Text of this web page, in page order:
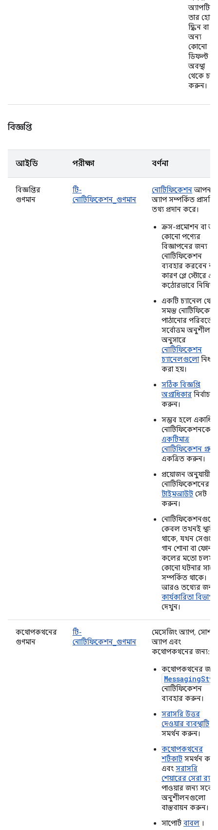
অ্যাপটিকে
তার হোম
স্ক্রিন বা
অন্য
কোনো
ডিফল্ট
অবস্থা
থেকে চালু
করুন।
বিজ্ঞপ্তি
আইডি পরীক্ষা বর্ণনা
বিজ্ঞপ্তির
গুণমান
টি-
নোটিফিকেশন_গুণমান
নোটিফিকেশনআপনার
অ্যাপ সম্পর্কিত
তথ্য প্রদান করে।
ক্রস-প্রমোশন বা
কোনো পণ্যের
বিজ্ঞাপনের জন্য
নোটিফিকেশন
ব্যবহার করবেন না,
কারণ প্লে স্টোরে
কঠোরভাবে নিষিদ্ধ।
একটি চ্যানেল
সমস্ত
পাঠানোর পরিবর্তে,
সর্বোত্তম অনুশীলন
অনুসারে
নোটিফিকেশন
চ্যানেলগুলো
করা হয়।
সঠিক বিজ্ঞপ্তি
অগ্রাধিকার নির্বাচন
করুন।
সম্ভব হলে একাধিক
নোটিফিকেশনকে
একটিমাত্র
নোটিফিকেশন গ্রুপে
একত্রিত করুন।
প্রয়োজন অনুযায়ী
নোটিফিকেশনের
টাইমআউট সেট
করুন।
নোটিফিকেশনগুলো
কেবল তখনই স্থায়ী
থাকে, যখন
গান শোনা বা ফোন
কলের মতো
কোনো ঘটনার সাথে
সম্পর্কিত থাকে।
আরও তথ্যের জন্য,
কার্যকারিতা
দেখুন।
কথোপকথনের
গুণমান
টি-
নোটিফিকেশন_গুণমান
মেসেজিং অ্যাপ,
অ্যাপ এবং
কথোপকথনের জন্য:
কথোপকথনের জন্য
নোটিফিকেশন
ব্যবহার করুন।
সরাসরি উত্তর
দেওয়ার ব্যবস্থাটি
সমর্থন করুন।
কথোপকথনের
শর্টকাট সমর্থন
এবং সরাসরি
শেয়ারের সেরা
পাওয়ার জন্য
অনুশীলনগুলো
বাস্তবায়ন করুন।
সাপোর্ট বাবল ।